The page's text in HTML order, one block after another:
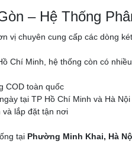
– Hệ Thống
vị chuyên cung cấp các dòng
Chí Minh, hệ thống còn có
COD toàn quốc
tại TP Hồ Chí Minh và Hà Nội
lắp đặt tận nơi
tại Phường Minh Khai, Hà